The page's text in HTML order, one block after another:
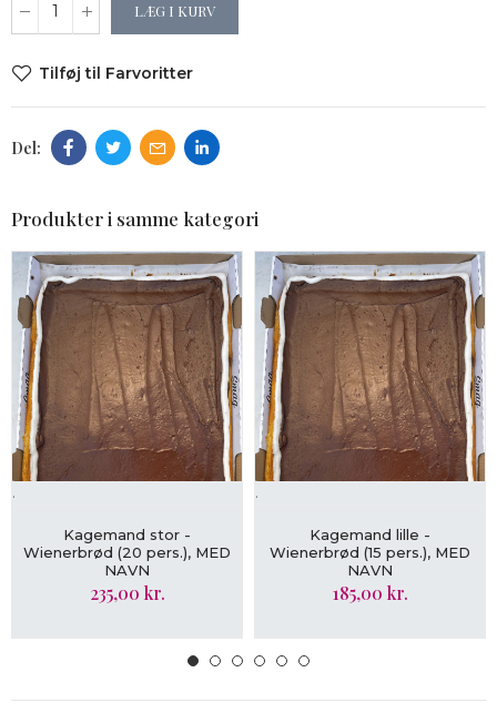
LÆG I KURV
Tilføj til Farvoritter
Produkter i samme kategori
VIS MERE
.
Kagemand stor -
Wienerbrød (20 pers.), MED
NAVN
235,00 kr.
VIS MERE
.
Kagemand lille -
Wienerbrød (15 pers.), MED
NAVN
185,00 kr.